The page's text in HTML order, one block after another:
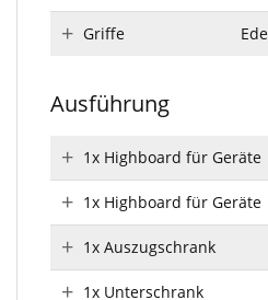
Griffe
Ausführung
1x Highboard für Geräte
1x Highboard für Geräte
1x Auszugschrank
1x Unterschrank